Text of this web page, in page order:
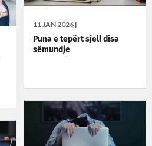
11 JAN 2026 |
Puna e tepërt sjell disa
sëmundje